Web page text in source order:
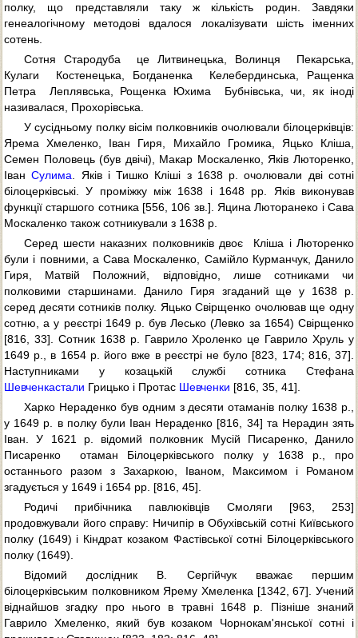
полку, що представляли таку ж кількість родин. Завдяки
генеалогічному методові вдалося локалізувати шість іменних
сотень.
Сотня Стародуба  це Литвинецька, Волинця  Пекарська,
Кулаги  Костенецька, Богданенка  Келебердинська, Ращенка
Петра  Леплявська, Рощенка Юхима  Бубнівська, чи, як іноді
називалася, Прохорівська.
У сусідньому полку вісім полковників очолювали білоцерківців:
Ярема Хмеленко, Іван Гиря, Михайло Громика, Яцько Кліша,
Семен Половець (був двічі), Макар Москаленко, Яків Люторенко,
ІванСулима . Яків і Тишко Кліші з 1638 р. очолювали дві сотні
білоцерківські. У проміжку між 1638 і 1648 рр. Яків виконував
функції старшого сотника [556, 106 зв.]. Яцина Люторанеко і Сава
Москаленко також сотникували з 1638 р.
Серед шести наказних полковників двоє  Кліша і Люторенко
були і повними, а Сава Москаленко, Самійло Курманчук, Данило
Гиря, Матвій Положний, відповідно, лише сотниками чи
полковими старшинами. Данило Гиря згаданий ще у 1638 р.
серед десяти сотників полку. Яцько Свірщенко очолював ще одну
сотню, а у реєстрі 1649 р. був Лесько (Левко за 1654) Свірщенко
[816, 33]. Сотник 1638 р. Гаврило Хроленко це Гаврило Хруль у
1649 р., в 1654 р. його вже в реєстрі не було [823, 174; 816, 37].
Наступниками у козацькій службі сотника Стефана
Шевченкастали Грицько і Протас Шевченки [816, 35, 41].
Харко Нераденко був одним з десяти отаманів полку 1638 р.,
у 1649 р. в полку були Іван Нераденко [816, 34] та Нерадин зять
Іван. У 1621 р. відомий полковник Мусій Писаренко, Данило
Писаренко  отаман Білоцерківського полку у 1638 р., про
останнього разом з Захаркою, Іваном, Максимом і Романом
згадується у 1649 і 1654 рр. [816, 45].
Родичі прибічника павлюківців Смоляги [963, 253]
продовжували його справу: Ничипір в Обухівській сотні Київського
полку (1649) і Кіндрат козаком Фастівської сотні Білоцерківського
полку (1649).
Відомий дослідник В. Сергійчук вважає першим
білоцерківським полковником Ярему Хмеленка [1342, 67]. Учений
віднайшов згадку про нього в травні 1648 р. Пізніше знаний
Гаврило Хмеленко, який був козаком Чорнокам'янської сотні і